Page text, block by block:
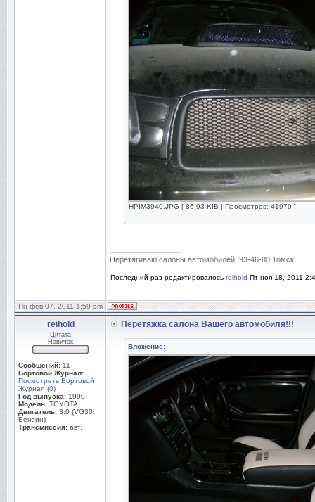
HPIM3940.JPG [ 86.93 KIB | Просмотров: 41979 ]
Перетягиваю салоны автомобилей! 93-46-80 Томск.
Последний раз редактировалось reihold Пт ноя 18, 2011
Пн фев 07, 2011 1:59 pm
reihold
Цитата
Новичок
Сообщений: 11
Бортовой Журнал:
Посмотреть Бортовой
Журнал (0)
Год выпуска: 1990
Модель: TOYOTA
Двигатель: 3.0 (VG30i
Бензин)
Трансмиссия: авт.
Перетяжка салона Вашего автомобиля!!!
Вложение: